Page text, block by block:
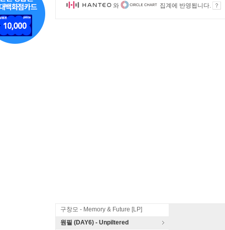
와
집계에 반영됩니다.
구창모 - Memory & Future [LP]
원필 (DAY6) - Unpiltered